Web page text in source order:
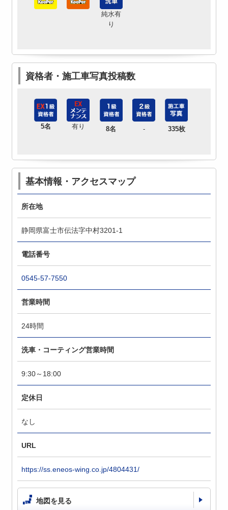
純水有
り
資格者・施工車写真投稿数
5名 有り 8名 - 335枚
基本情報・アクセスマップ
所在地
静岡県富士市伝法字中村3201-1
電話番号
0545-57-7550
営業時間
24時間
洗車・コーティング営業時間
9:30～18:00
定休日
なし
URL
https://ss.eneos-wing.co.jp/4804431/
地図を見る